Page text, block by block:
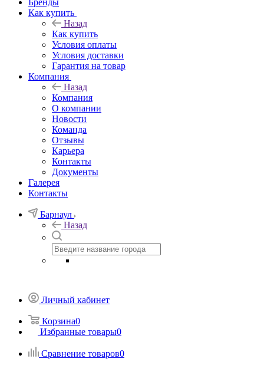
Бренды
Как купить
Назад
Как купить
Условия оплаты
Условия доставки
Гарантия на товар
Компания
Назад
Компания
О компании
Новости
Команда
Отзывы
Карьера
Контакты
Документы
Галерея
Контакты
Барнаул
Назад
Личный кабинет
Корзина0
Избранные товары0
Сравнение товаров0